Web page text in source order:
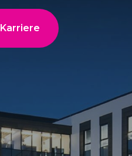
Karriere